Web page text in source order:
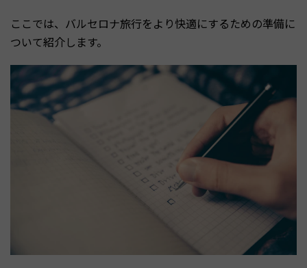
ここでは、バルセロナ旅行をより快適にするための準備に
ついて紹介します。